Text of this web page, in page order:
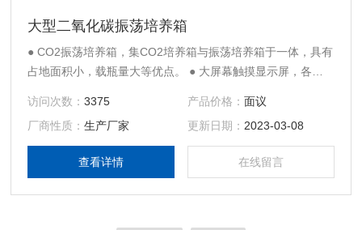
大型二氧化碳振荡培养箱
● CO2振荡培养箱，集CO2培养箱与振荡培养箱于一体，具有
占地面积小，载瓶量大等优点。 ● 大屏幕触摸显示屏，各种
面带密码锁定功能，可防止人为误操作，具有定时功能。 ●
全新环保设计，品牌压缩机和*的风道设计，效率高、能耗
低、噪声低，不仅促进节能，而且使用寿命长，与传统同类设
备相比，降温时间可减少30％以上。
访问次数：3375 产品价格： 面议
厂商性质：生产厂家 更新日期： 2023-03-08
查看详情 在线留言